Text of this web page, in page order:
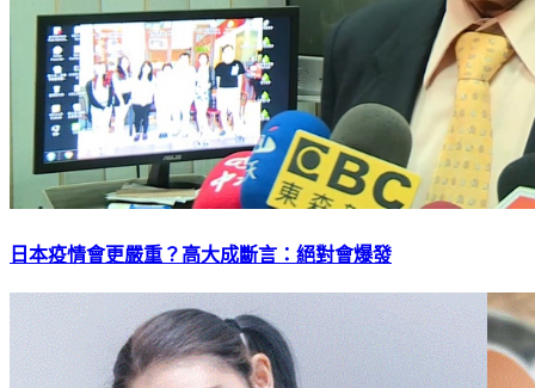
日本疫情會更嚴重？高大成斷言：絕對會爆發